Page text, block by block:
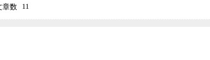
章数 11